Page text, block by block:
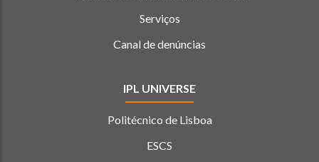
Serviços
Canal de denúncias
IPL UNIVERSE
Politécnico de Lisboa
ESCS